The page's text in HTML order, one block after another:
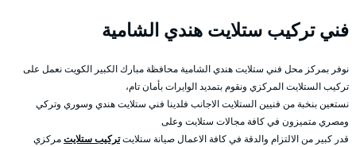
فني تركيب ستلايت هندي الشامية
نوفر بمركز محل فني ستلايت هندي الشامية محافظة مبارك الكبير الكويت نعمل على
تركيب الستلايت المركزي ونقوم بتمديد الوايرات بأمان تام،
نستعين بنخبة من فنيين الستلايت الاجانب فلدينا فني ستلايت هندي وسوري وتركي
ومصري متميزون في كافة مجالات ستلايت وعلى
قدر كبير من الالتزام والدقة في كافة الاعمال صيانة ستلايتتركيب ستلايتمركزي